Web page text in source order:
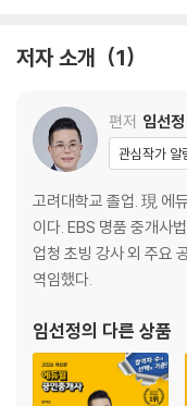
PART 13 중개대상물 조사
[마무리 100선]
PART 01 공인중개사법 총
PART 02 공인중개사 제도
PART 03 중개업등록 및
PART 04 중개업무
PART 05 중개계약 및 부
PART 07 손해배상책임과
PART 08 중개보수
PART 09 공인중개사협회
저자 소개 1
편저 임선정
관심작가 알
고려대학교 졸업. 現 에
이다. EBS 명품 중개사
업청 초빙 강사 외 주요
역임했다.
임선정의 다른 상품